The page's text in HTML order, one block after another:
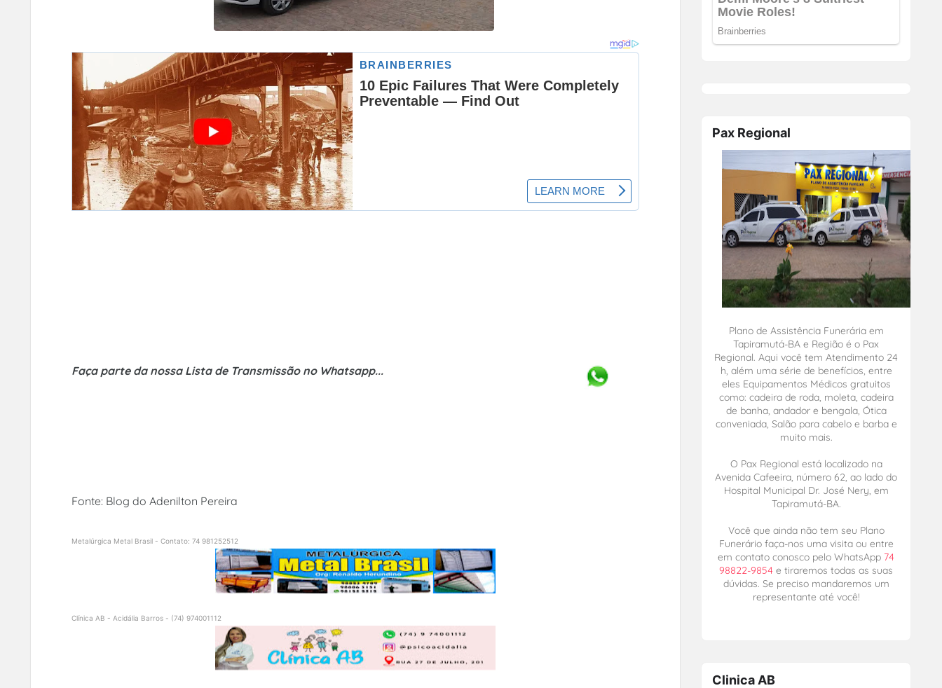
Faça parte da nossa Lista de Transmissão no Whatsapp...
Fonte: Blog do Adenilton Pereira
Metalúrgica Metal Brasil - Contato: 74 981252512
Clínica AB - Acidália Barros - (74) 974001112
Pax Regional
Plano de Assistência Funerária em
Tapiramutá-BA e Região é o Pax
Regional. Aqui você tem Atendimento 24
h, além uma série de benefícios, entre
eles Equipamentos Médicos gratuitos
como: cadeira de roda, moleta, cadeira
de banha, andador e bengala, Ótica
conveniada, Salão para cabelo e barba e
muito mais.
O Pax Regional está localizado na
Avenida Cafeeira, número 62, ao lado do
Hospital Municipal Dr. José Nery, em
Tapiramutá-BA.
Você que ainda não tem seu Plano
Funerário faça-nos uma visita ou entre
em contato conosco pelo WhatsApp 74
98822-9854 e tiraremos todas as suas
dúvidas. Se preciso mandaremos um
representante até você!
Clinica AB